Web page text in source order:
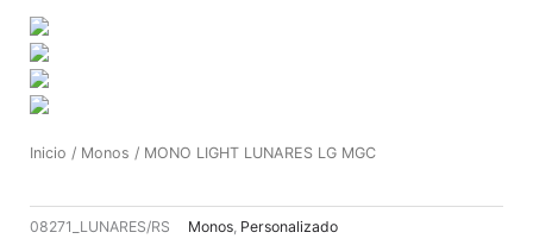
contenido
Inicio / Monos / MONO LIGHT LUNARES LG MGC
08271_LUNARES/RS Monos Personalizado